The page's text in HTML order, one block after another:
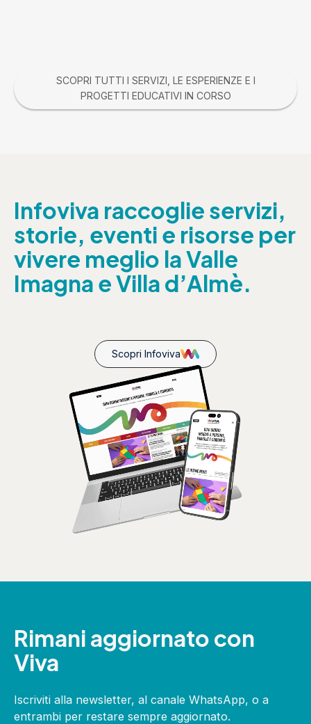
SCOPRI TUTTI I SERVIZI, LE ESPERIENZE E I
PROGETTI EDUCATIVI IN CORSO
Infoviva raccoglie servizi,
storie, eventi e risorse per
vivere meglio la Valle
Imagna e Villa d’Almè.
Scopri Infoviva
Rimani aggiornato con
Viva
Iscriviti alla newsletter, al canale WhatsApp, o a
entrambi per restare sempre aggiornato.